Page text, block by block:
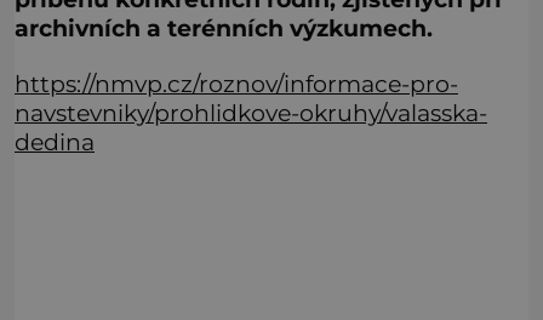
archivních a terénních výzkumech.
https://nmvp.cz/roznov/informace-pro-
navstevniky/prohlidkove-okruhy/valasska-
dedina